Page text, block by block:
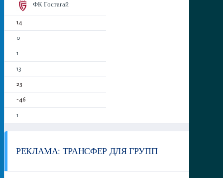
ФК Гостагай
14
0
1
13
23
-46
1
РЕКЛАМА: ТРАНСФЕР ДЛЯ ГРУПП